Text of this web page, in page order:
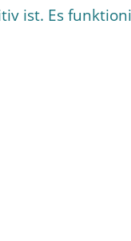
ist. Es